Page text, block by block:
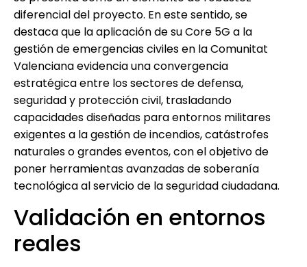
diferencial del proyecto. En este sentido, se
destaca que la aplicación de su Core 5G a la
gestión de emergencias civiles en la Comunitat
Valenciana evidencia una convergencia
estratégica entre los sectores de defensa,
seguridad y protección civil, trasladando
capacidades diseñadas para entornos militares
exigentes a la gestión de incendios, catástrofes
naturales o grandes eventos, con el objetivo de
poner herramientas avanzadas de soberanía
tecnológica al servicio de la seguridad ciudadana.
Validación en entornos
reales